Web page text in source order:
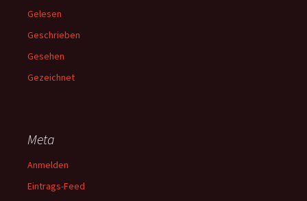
Gelesen
Geschrieben
Gesehen
Gezeichnet
Meta
Anmelden
Eintrags-Feed